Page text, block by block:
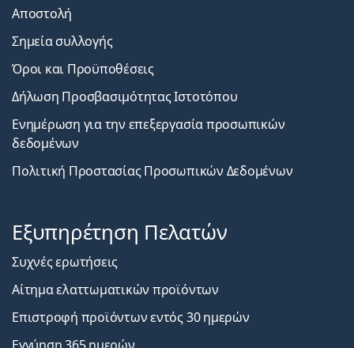
Αποστολή
Σημεία συλλογής
Όροι και Προϋποθέσεις
Δήλωση Προσβασιμότητας Ιστοτόπου
Ενημέρωση για την επεξεργασία προσωπικών
δεδομένων
Πολιτική Προστασίας Προσωπικών Δεδομένων
Εξυπηρέτηση Πελατών
Συχνές ερωτήσεις
Αίτημα ελαττωματικών προϊόντων
Επιστροφή προϊόντων εντός 30 ημερών